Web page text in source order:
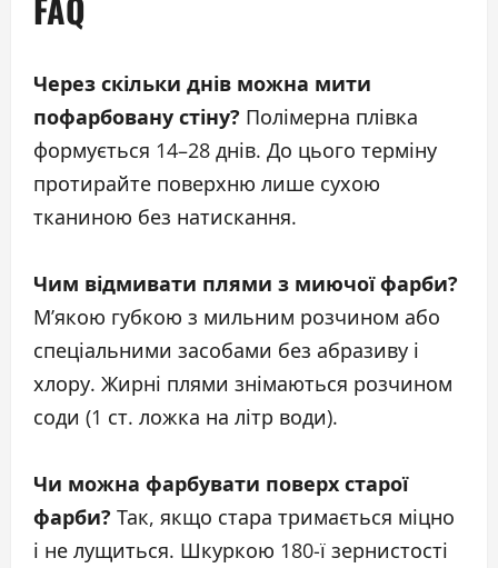
Через скільки днів можна мити
пофарбовану стіну? Полімерна плівка
формується 14–28 днів. До цього терміну
протирайте поверхню лише сухою
тканиною без натискання.
Чим відмивати плями з миючої фарби?
М’якою губкою з мильним розчином або
спеціальними засобами без абразиву і
хлору. Жирні плями знімаються розчином
соди (1 ст. ложка на літр води).
Чи можна фарбувати поверх старої
фарби? Так, якщо стара тримається міцно
і не лущиться. Шкуркою 180-ї зернистості